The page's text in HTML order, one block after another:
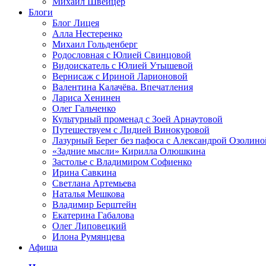
Блоги
Блог Лицея
Алла Нестеренко
Михаил Гольденберг
Родословная с Юлией Свинцовой
Видоискатель с Юлией Утышевой
Вернисаж с Ириной Ларионовой
Валентина Калачёва. Впечатления
Лариса Хенинен
Олег Гальченко
Культурный променад с Зоей Арнаутовой
Путешествуем с Лидией Винокуровой
Лазурный Берег без пафоса с Александрой
«Задние мысли» Кирилла Олюшкина
Застолье с Владимиром Софиенко
Ирина Савкина
Светлана Артемьева
Наталья Мешкова
Владимир Берштейн
Екатерина Габалова
Олег Липовецкий
Илона Румянцева
Афиша